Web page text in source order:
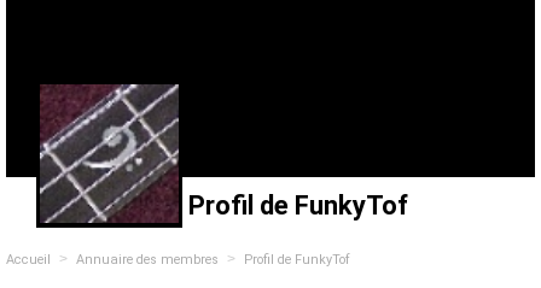
Profil de FunkyTof
Accueil > Annuaire des membres > Profil de FunkyTof